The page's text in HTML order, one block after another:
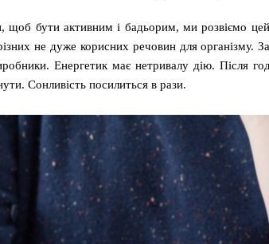
щоб бути активним і бадьорим, ми розвіємо
не дуже корисних речовин для організму.
Енергетик має нетривалу дію. Після
Сонливість посилиться в рази.